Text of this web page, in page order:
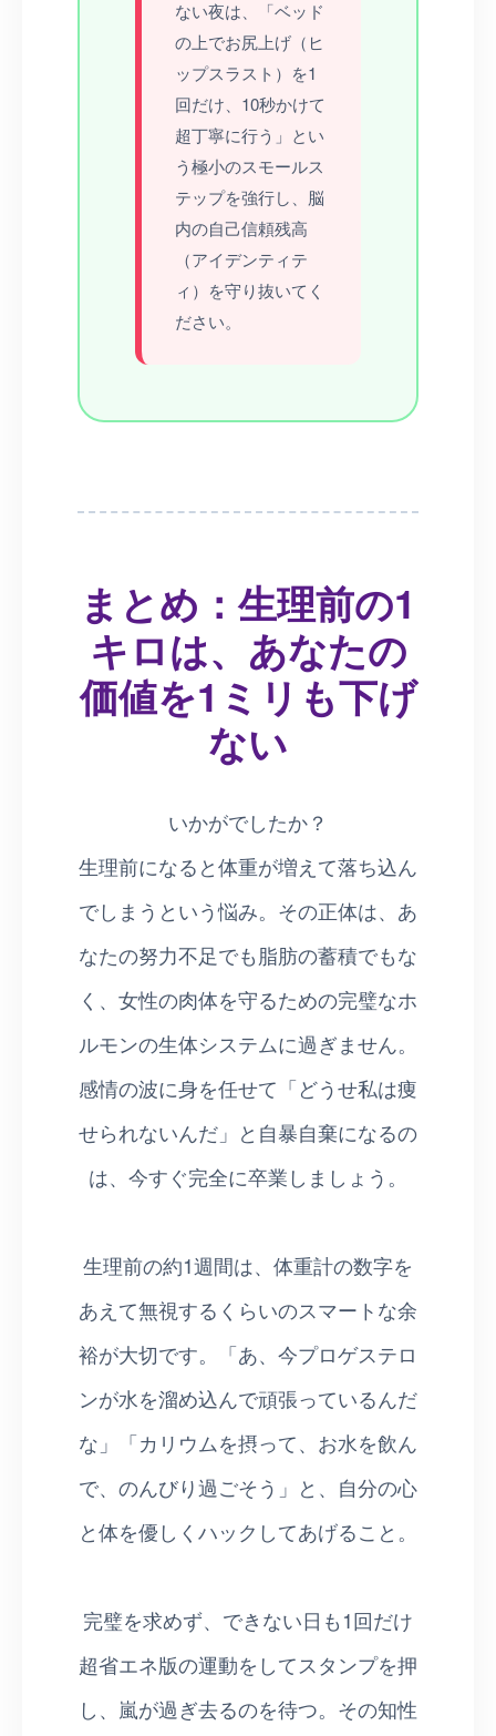
ない夜は、「ベッド
の上でお尻上げ（ヒ
ップスラスト）を1
回だけ、10秒かけて
超丁寧に行う」とい
う極小のスモールス
テップを強行し、脳
内の自己信頼残高
（アイデンティテ
ィ）を守り抜いてく
ださい。
まとめ：生理前の1
キロは、あなたの
価値を1ミリも下げ
ない
いかがでしたか？
生理前になると体重が増えて落ち込ん
でしまうという悩み。その正体は、あ
なたの努力不足でも脂肪の蓄積でもな
く、女性の肉体を守るための完璧なホ
ルモンの生体システムに過ぎません。
感情の波に身を任せて「どうせ私は痩
せられないんだ」と自暴自棄になるの
は、今すぐ完全に卒業しましょう。
生理前の約1週間は、体重計の数字を
あえて無視するくらいのスマートな余
裕が大切です。「あ、今プロゲステロ
ンが水を溜め込んで頑張っているんだ
な」「カリウムを摂って、お水を飲ん
で、のんびり過ごそう」と、自分の心
と体を優しくハックしてあげること。
完璧を求めず、できない日も1回だけ
超省エネ版の運動をしてスタンプを押
し、嵐が過ぎ去るのを待つ。その知性